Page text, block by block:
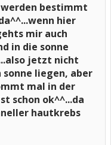
bestimmt
hier
mir auch
in die sonne
jetzt nicht
liegen, aber
mal in der
schon ok^^...da
hautkrebs